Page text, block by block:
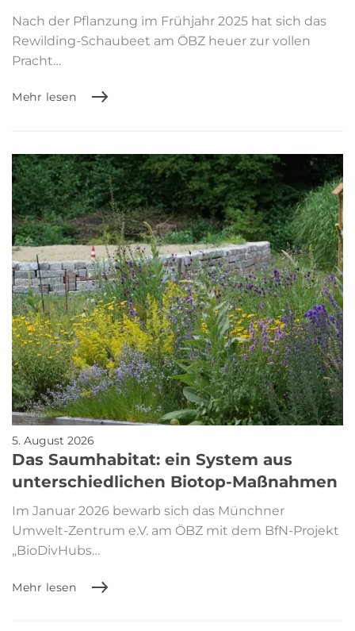
Nach der Pflanzung im Frühjahr 2025 hat sich das
Rewilding-Schaubeet am ÖBZ heuer zur vollen
Pracht…
Mehr lesen
5. August 2026
Das Saumhabitat: ein System aus
unterschiedlichen Biotop-Maßnahmen
Im Januar 2026 bewarb sich das Münchner
Umwelt-Zentrum e.V. am ÖBZ mit dem BfN-Projekt
„BioDivHubs…
Mehr lesen